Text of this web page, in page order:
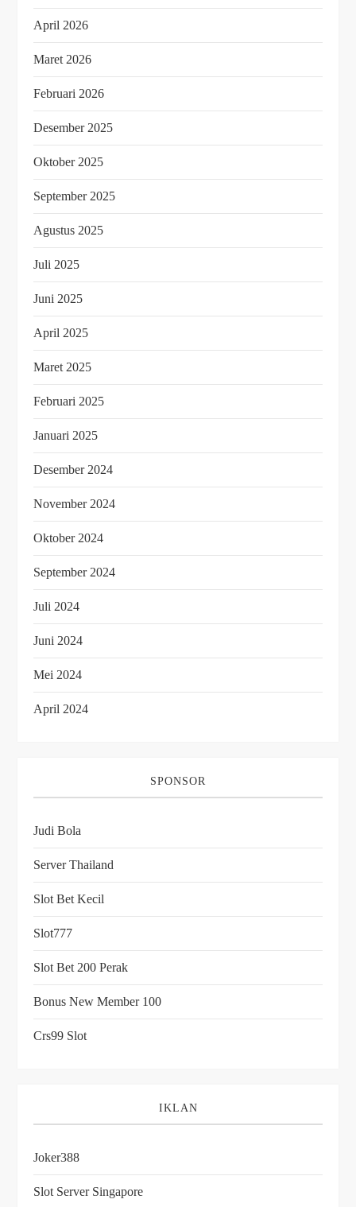
April 2026
Maret 2026
Februari 2026
Desember 2025
Oktober 2025
September 2025
Agustus 2025
Juli 2025
Juni 2025
April 2025
Maret 2025
Februari 2025
Januari 2025
Desember 2024
November 2024
Oktober 2024
September 2024
Juli 2024
Juni 2024
Mei 2024
April 2024
SPONSOR
Judi Bola
Server Thailand
Slot Bet Kecil
Slot777
Slot Bet 200 Perak
Bonus New Member 100
Crs99 Slot
IKLAN
Joker388
Slot Server Singapore